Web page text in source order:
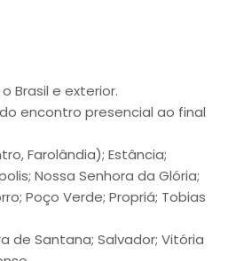
Brasil e exterior.
encontro presencial ao final
Farolândia); Estância;
Nossa Senhora da Glória;
Poço Verde; Propriá; Tobias
de Santana; Salvador; Vitória